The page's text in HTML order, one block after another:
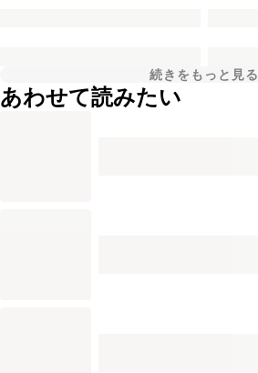
続きをもっと見る
あわせて読みたい